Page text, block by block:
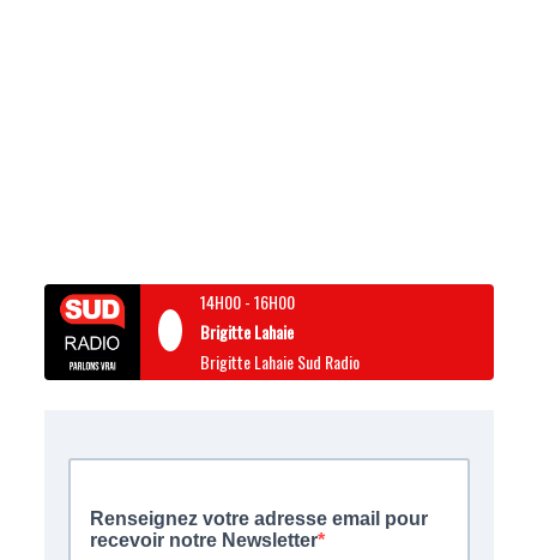
14H00-16H00
Brigitte Lahaie
Brigitte Lahaie Sud Radio